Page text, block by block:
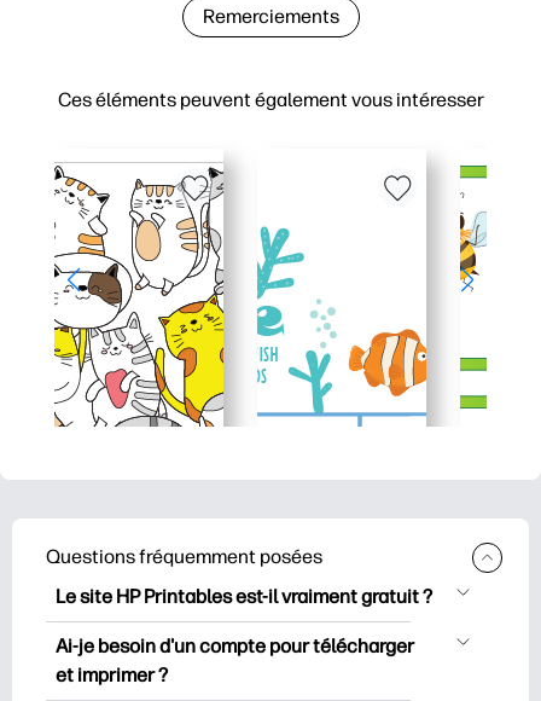
Ces éléments peuvent également vous intéresser
Remerciements
Questions fréquemment posées
Le site HP Printables est-il vraiment gratuit ?
HP Printables propose plus de 2500
documents imprimables gratuits à
télécharger et à imprimer. Découvrez
Ai-je besoin d'un compte pour télécharger
et imprimer ?